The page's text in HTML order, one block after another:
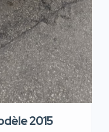
2015